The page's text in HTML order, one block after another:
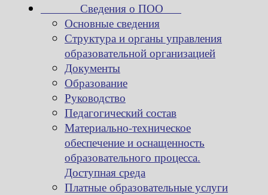
Сведения о ПОО
Основные сведения
Структура и органы управления
образовательной организацией
Документы
Образование
Руководство
Педагогический состав
Материально-техническое
обеспечение и оснащенность
образовательного процесса.
Доступная среда
Платные образовательные услуги